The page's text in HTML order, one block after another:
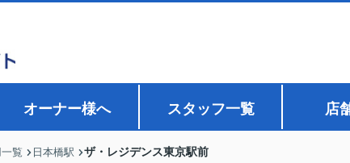
オーナー様へ スタッフ一覧 店
覧 日本橋駅 ザ・レジデンス東京駅前